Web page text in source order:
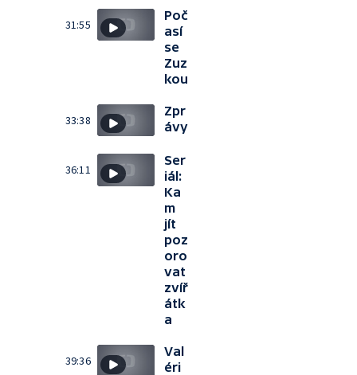
31:55
Poč
así
se
Zuz
kou
33:38
Zpr
ávy
36:11
Ser
iál:
Ka
m
jít
poz
oro
vat
zvíř
átk
a
39:36
Val
éri